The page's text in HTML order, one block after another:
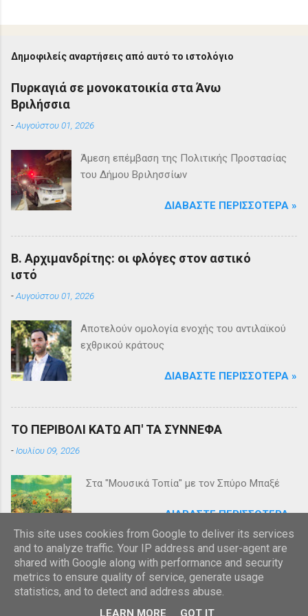
Δημοφιλείς αναρτήσεις από αυτό το ιστολόγιο
Πυρκαγιά σε μονοκατοικία στα Άνω
Βριλήσσια
-Αυγούστου 01, 2026
Άμεση επέμβαση της Πολιτικής Προστασίας
του Δήμου Βριλησσίων
ΔΙΑΒΆΣΤΕ ΠΕΡΙΣΣΌΤΕΡΑ »
Β. Αρχιμανδρίτης: οι φλόγες στον αστικό
ιστό
-Αυγούστου 01, 2026
Αποτελούν ομολογία ενοχής του αντιλαϊκού
εχθρικού κράτους
ΔΙΑΒΆΣΤΕ ΠΕΡΙΣΣΌΤΕΡΑ »
ΤΟ ΠΕΡΙΒΟΛΙ ΚΑΤΩ ΑΠ' ΤΑ ΣΥΝΝΕΦΑ
- Ιουλίου 09, 2026
Στα "Μουσικά Τοπία" με τον Σπύρο Μπαξέ
ΔΙΑΒΆΣΤΕ ΠΕΡΙΣΣΌΤΕΡΑ »
This site uses cookies from Google to deliver its services
and to analyze traffic. Your IP address and user-agent are
shared with Google along with performance and security
metrics to ensure quality of service, generate usage
statistics, and to detect and address abuse.
LEARN MORE GOT IT